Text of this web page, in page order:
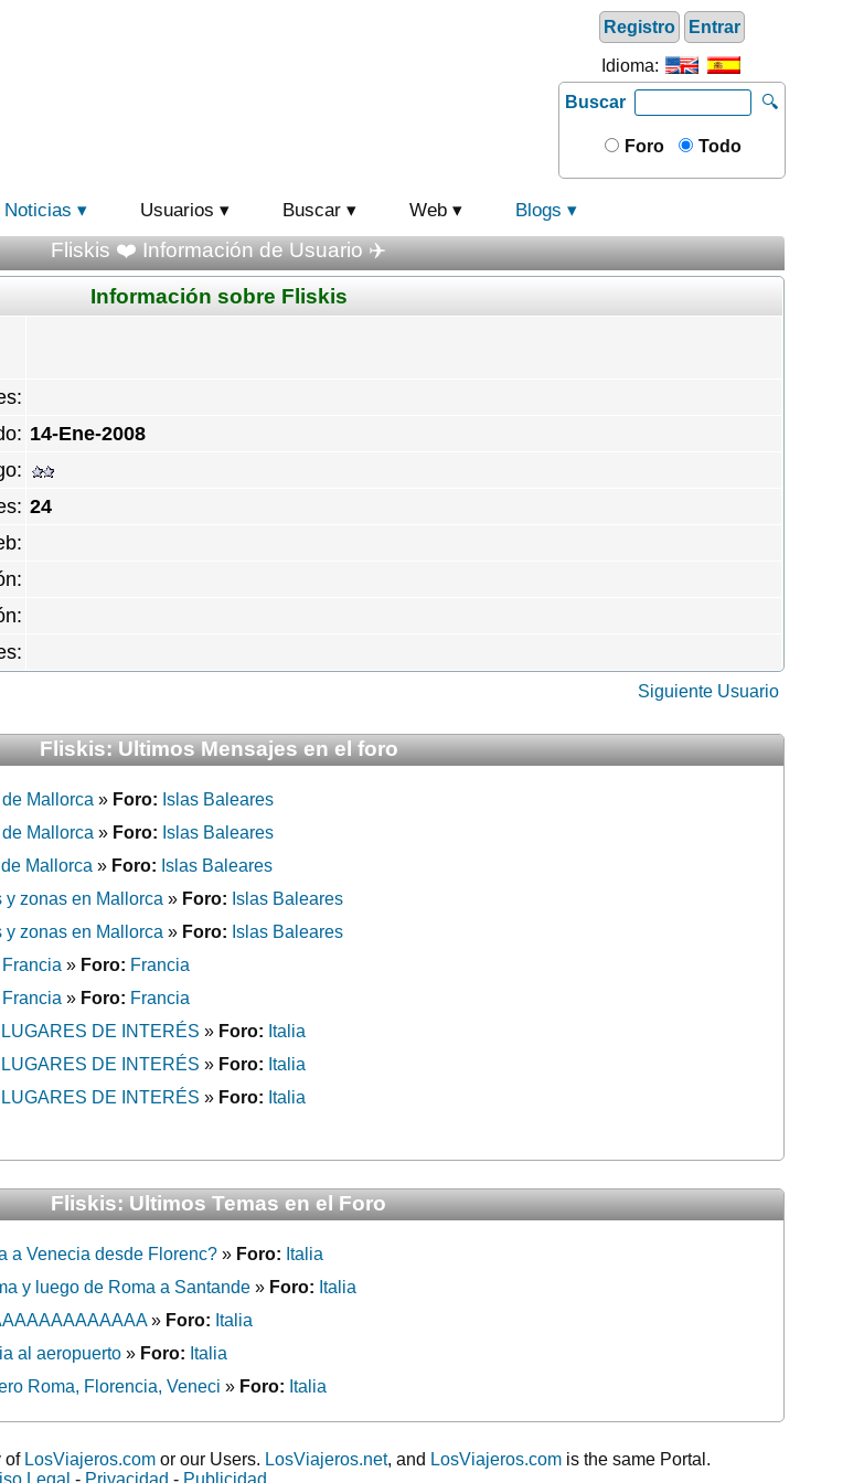
Registro Entrar
Idioma:
Buscar
🔍
Foro Todo
Noticias Usuarios Buscar Web Blogs
Fliskis ❤️ Información de Usuario ✈️
Información sobre Fliskis
14-Ene-2008
24
Siguiente Usuario
Fliskis: Ultimos Mensajes en el foro
Mallorca » Foro: Islas Baleares
Mallorca » Foro: Islas Baleares
Mallorca » Foro: Islas Baleares
y zonas en Mallorca » Foro: Islas Baleares
y zonas en Mallorca » Foro: Islas Baleares
» Foro: Francia
» Foro: Francia
DE INTERÉS » Foro: Italia
DE INTERÉS » Foro: Italia
DE INTERÉS » Foro: Italia
Fliskis: Ultimos Temas en el Foro
a Venecia desde Florenc? » Foro: Italia
y luego de Roma a Santande » Foro: Italia
» Foro: Italia
al aeropuerto » Foro: Italia
Roma, Florencia, Veneci » Foro: Italia
of LosViajeros.com or our Users. LosViajeros.net, and LosViajeros.com is the same Portal.
Legal - Privacidad - Publicidad